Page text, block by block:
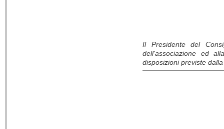
Il Presidente del
dell'associazione ed
disposizioni previste